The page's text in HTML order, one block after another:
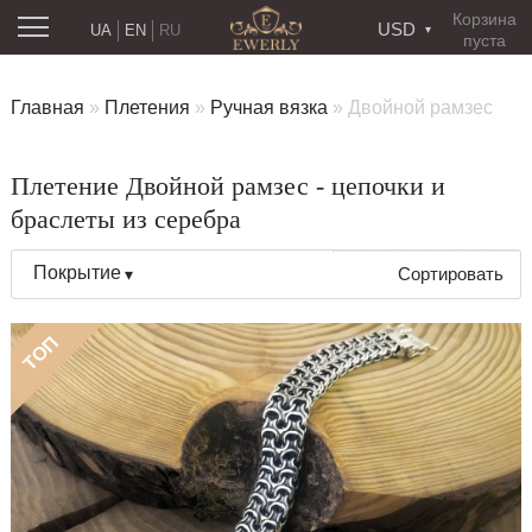
Корзина
пуста
USD
RU
UA EN
Главная » Плетения » Ручная вязка » Двойной рамзес
Плетение Двойной рамзес - цепочки и
браслеты из серебра
Покрытие Сортировать
ТОП